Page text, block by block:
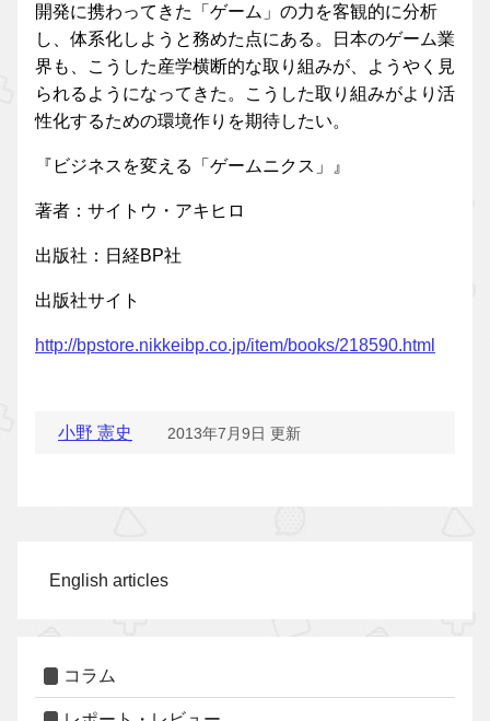
開発に携わってきた「ゲーム」の力を客観的に分析
し、体系化しようと務めた点にある。日本のゲーム業
界も、こうした産学横断的な取り組みが、ようやく見
られるようになってきた。こうした取り組みがより活
性化するための環境作りを期待したい。
『ビジネスを変える「ゲームニクス」』
著者：サイトウ・アキヒロ
出版社：日経BP社
出版社サイト
http://bpstore.nikkeibp.co.jp/item/books/218590.html
小野 憲史 2013年7月9日 更新
English articles
コラム